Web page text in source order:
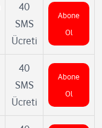
40
SMS
Ücreti
Abone
Ol
40
SMS
Ücreti
Abone
Ol